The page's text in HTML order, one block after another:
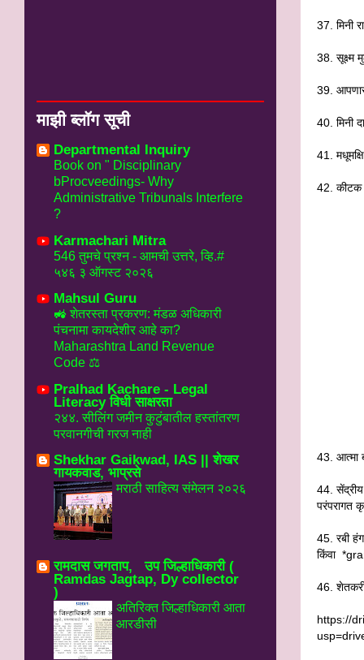
37. मिनी
38. सूक्ष्म
39.
40. मिनी
41.
42. कीटक
43. आत्मा
44.
परंपरागत
45. रबी
किंवा
46. शेतकरी
https://
माझी ब्लॉग सूची
Departmental Inquiry
Book on " Disciplinary
bProcveedings- Why
Administrative Tribunals Interfere
?
Karmachari Mitra
546 तुमचे प्रश्न - आमची उत्तरे, व्हि.#
५४६ ३ ऑगस्ट २०२६
Mahsul Guru
🚜 शेतरस्ता प्रकरण: मंडळ अधिकारी
पंचनामा कायदेशीर आहे का?
Maharashtra Land Revenue
Code ⚖️
Pralhad Kachare - Legal
Literacy विधी साक्षरता
२४४. सीलिंग जमीन कुटुंबातील हस्तांतरण
परवानगीची गरज नाही
Shekhar Gaikwad, IAS || शेखर
गायकवाड, भाप्रसे
मराठी साहित्य संमेलन २०२६
रामदास जगताप, उप जिल्हाधिकारी (
Ramdas Jagtap, Dy collector
)
अतिरिक्त जिल्हाधिकारी आता
आरडीसी